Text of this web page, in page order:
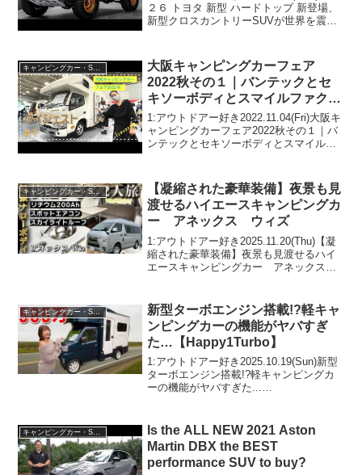
イコンが復活！
２６ トヨタ 新型 ハードトップ 新登場、
新型クロスカントリーSUVが世界を震撼
しいぞ、見逃さないで！！2:アウト...
キャンピングカー・SUV人気車種
大阪キャンピングカーフェア
2022秋その１｜バンテックとセ
キソーボディとスマイルファクト
リーとミスティックとかーいんて
りあ高橋とオートワンとレガンス
と西尾張三菱とトーザイアテオ
1:アウトドアー好き2022.11.04(Fri)大阪キ
ャンピングカーフェア2022秋その１｜バ
ンテックとセキソーボディとスマイルフ
張三菱とトーザイアテオって人気で話
題...
キャンピングカー・SUV人気車種
【凝縮された豪華装備】夜景も見
渡せるハイエースキャンピングカ
ー アネックス ウィズ
1:アウトドアー好き2025.11.20(Thu)【凝
縮された豪華装備】夜景も見渡せるハイ
エースキャンピングカー アネックス
2025.11.20(Thu)この動画は注目です...
キャンピングカー・SUV人気車種
新型ターボエンジン搭載!?軽キャ
ンピングカーの機能がヤバすぎ
た…【Happy1Turbo】
1:アウトドアー好き2025.10.19(Sun)新型
ターボエンジン搭載!?軽キャンピングカ
ーの機能がヤバすぎた...
き2025.10.19(Sun)この動...
キャンピングカー・SUV人気車種
Is the ALL NEW 2021 Aston
Martin DBX the BEST
performance SUV to buy?